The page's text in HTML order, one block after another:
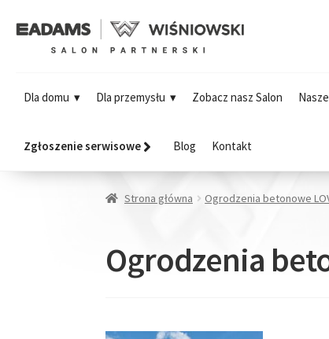
Dla domu Dla przemysłu Zobacz nasz Salon
Zgłoszenie serwisowe Blog Kontakt
Strona główna Ogrodzenia betonowe
Ogrodzenia